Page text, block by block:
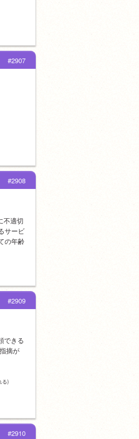
#2907
#2908
不適切
サービ
の年齢
#2909
できる
摘が
る)
#2910